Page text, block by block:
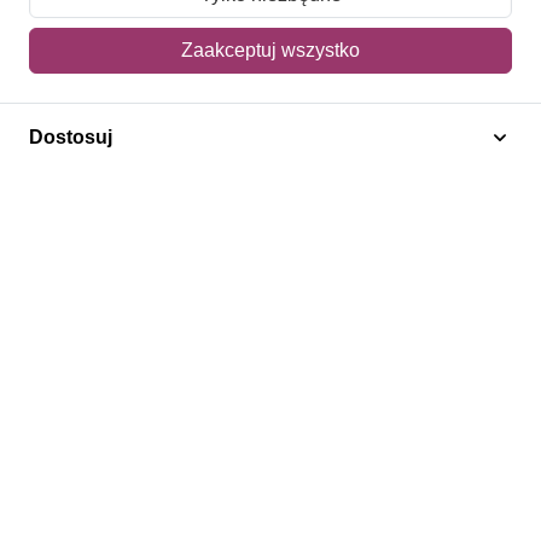
Mój koszyk
Adres dostawy
Polecamy
Zaakceptuj wszystko
Dostosuj